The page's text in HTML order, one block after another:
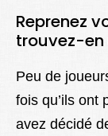
Reprenez
trouvez-en
Peu de
fois qu’ils ont
avez décidé